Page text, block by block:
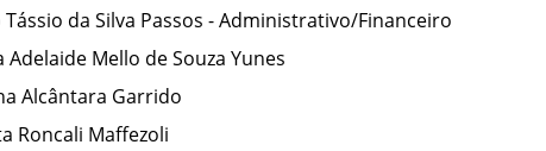
Tássio da Silva Passos - Administrativo/Financeiro
Adelaide Mello de Souza Yunes
Alcântara Garrido
Roncali Maffezoli